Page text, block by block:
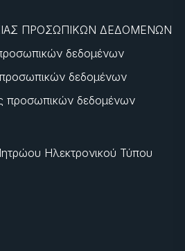
ΠΡΟΣΩΠΙΚΩΝ ΔΕΔΟΜΕΝΩΝ
δεδομένων
προσωπικών δεδομένων
προσωπικών δεδομένων
Ηλεκτρονικού Τύπου